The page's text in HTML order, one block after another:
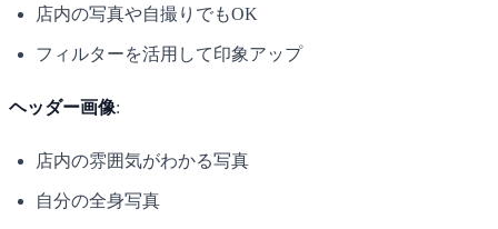
店内の写真や自撮りでもOK
フィルターを活用して印象アップ
ヘッダー画像:
店内の雰囲気がわかる写真
自分の全身写真